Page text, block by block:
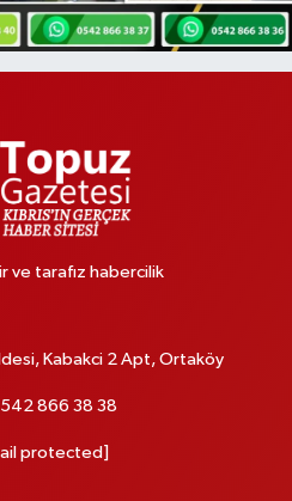
ve tarafız habercilik
Kabakci 2 Apt, Ortaköy
866 38 38
protected]